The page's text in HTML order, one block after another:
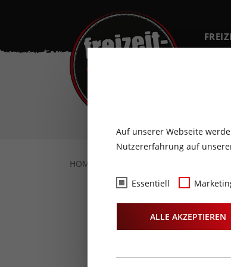
HOME
Auf unserer Webseite
Nutzererfahrung auf
Essentiell
ALLE AKZEPTIEREN